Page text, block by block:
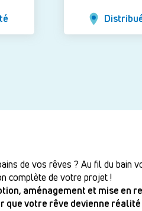
de vos rêves ? Au fil du bain
complète de votre projet !
aménagement et mise en
votre rêve devienne réalité